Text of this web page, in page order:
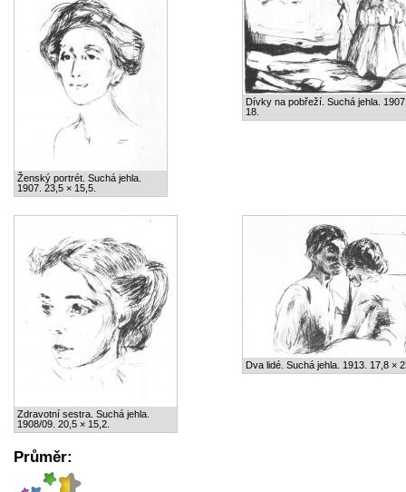
Ženský portrét. Suchá jehla.
1907. 23,5 × 15,5.
Dívky na pobřeží. Suchá jehla.
18.
Zdravotní sestra. Suchá jehla.
1908/09. 20,5 × 15,2.
Dva lidé. Suchá jehla. 1913. 17,8 ×
Průměr: